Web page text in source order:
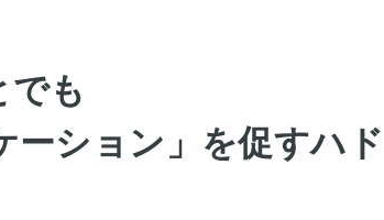
も
ーション」を促すハド